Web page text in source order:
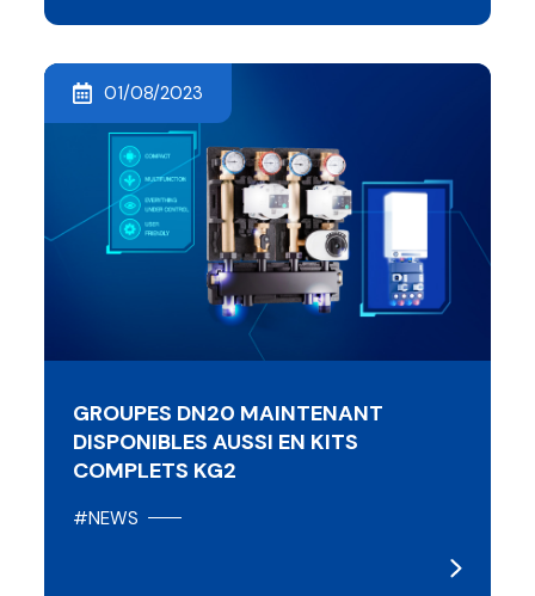
01/08/2023
GROUPES DN20 MAINTENANT
DISPONIBLES AUSSI EN KITS
COMPLETS KG2
#NEWS